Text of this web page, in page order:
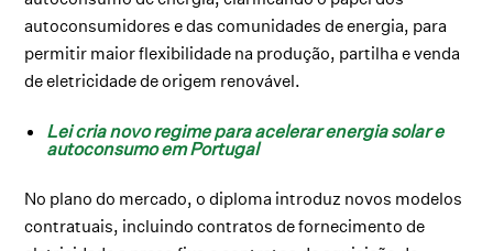
autoconsumidores e das comunidades de energia, para
permitir maior flexibilidade na produção, partilha e venda
de eletricidade de origem renovável.
Lei cria novo regime para acelerar energia solar e
autoconsumo em Portugal
No plano do mercado, o diploma introduz novos modelos
contratuais, incluindo contratos de fornecimento de